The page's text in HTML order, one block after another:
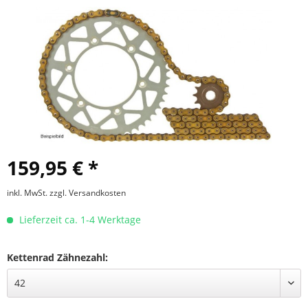
159,95 € *
inkl. MwSt.zzgl. Versandkosten
Lieferzeit ca. 1-4 Werktage
Kettenrad Zähnezahl: